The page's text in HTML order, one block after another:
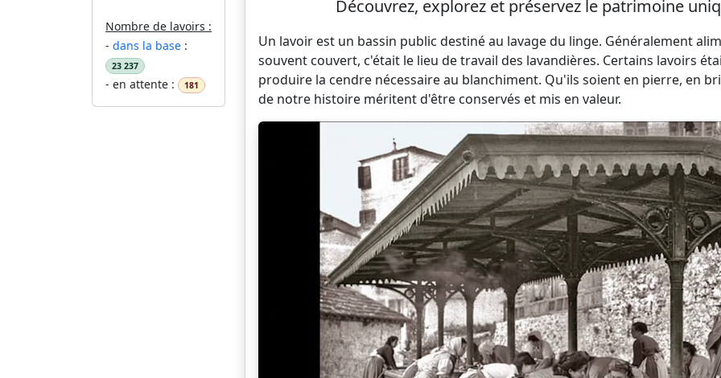
Nombre de lavoirs :
- dans la base :
23 237
- en attente : 181
Découvrez, explorez et préservez le patrimoine
Un lavoir est un bassin public destiné au lavage du linge. Généralement
souvent couvert, c'était le lieu de travail des lavandières. Certains lavoirs
produire la cendre nécessaire au blanchiment. Qu'ils soient en pierre, en
de notre histoire méritent d'être conservés et mis en valeur.